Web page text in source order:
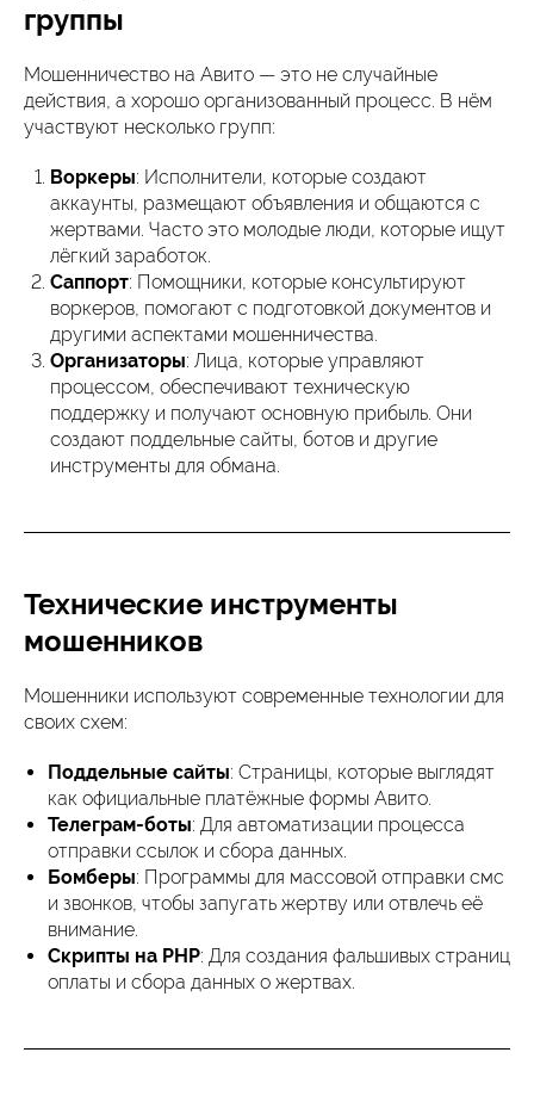
группы
Мошенничество на Авито — это не случайные
действия, а хорошо организованный процесс. В нём
участвуют несколько групп:
Воркеры: Исполнители, которые создают
аккаунты, размещают объявления и общаются с
жертвами. Часто это молодые люди, которые ищут
лёгкий заработок.
Саппорт: Помощники, которые консультируют
воркеров, помогают с подготовкой документов и
другими аспектами мошенничества.
Организаторы: Лица, которые управляют
процессом, обеспечивают техническую
поддержку и получают основную прибыль. Они
создают поддельные сайты, ботов и другие
инструменты для обмана.
Технические инструменты
мошенников
Мошенники используют современные технологии для
своих схем:
Поддельные сайты: Страницы, которые выглядят
как официальные платёжные формы Авито.
Телеграм-боты: Для автоматизации процесса
отправки ссылок и сбора данных.
Бомберы: Программы для массовой отправки смс
и звонков, чтобы запугать жертву или отвлечь её
внимание.
Скрипты на PHP: Для создания фальшивых страниц
оплаты и сбора данных о жертвах.